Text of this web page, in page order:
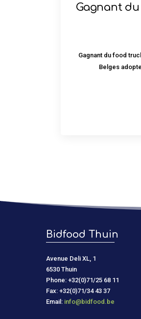
Gagnant
Gagnant du food
Belges
Bidfood Thuin
Avenue Deli XL, 1
6530 Thuin
Phone: +32(0)71/25 68 11
Fax: +32(0)71/34 43 37
Email: info@bidfood.be